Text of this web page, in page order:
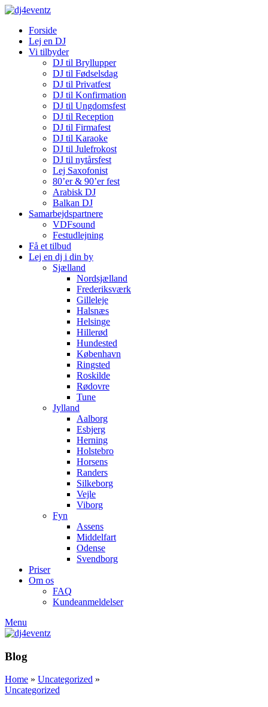
Forside
Lej en DJ
Vi tilbyder
DJ til Bryllupper
DJ til Fødselsdag
DJ til Privatfest
DJ til Konfirmation
DJ til Ungdomsfest
DJ til Reception
DJ til Firmafest
DJ til Karaoke
DJ til Julefrokost
DJ til nytårsfest
Lej Saxofonist
80’er & 90’er fest
Arabisk DJ
Balkan DJ
Samarbejdspartnere
VDFsound
Festudlejning
Få et tilbud
Lej en dj i din by
Sjælland
Nordsjælland
Frederiksværk
Gilleleje
Halsnæs
Helsinge
Hillerød
Hundested
København
Ringsted
Roskilde
Rødovre
Tune
Jylland
Aalborg
Esbjerg
Herning
Holstebro
Horsens
Randers
Silkeborg
Vejle
Viborg
Fyn
Assens
Middelfart
Odense
Svendborg
Priser
Om os
FAQ
Kundeanmeldelser
Menu
Blog
Home » Uncategorized »
Uncategorized